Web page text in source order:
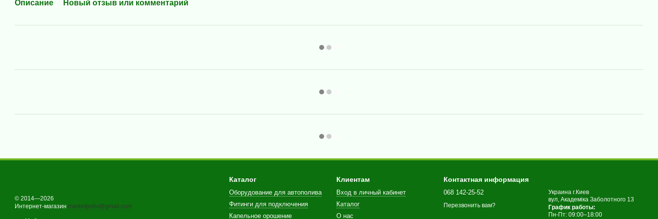
Описание Новый отзыв или комментарий
© 2014—2026
Интернет-магазин marketpoliv@gmail.com
Каталог
Оборудование для автополива
Фитинги для подключения
Капельное орошение
Клиентам
Вход в личный кабинет
Каталог
О нас
Контактная информация
068 142-25-52
Перезвонить вам?
Украина г.Киев
вул, Академіка Заболотного 13
График работы:
Пн-Пт: 09:00–18:00